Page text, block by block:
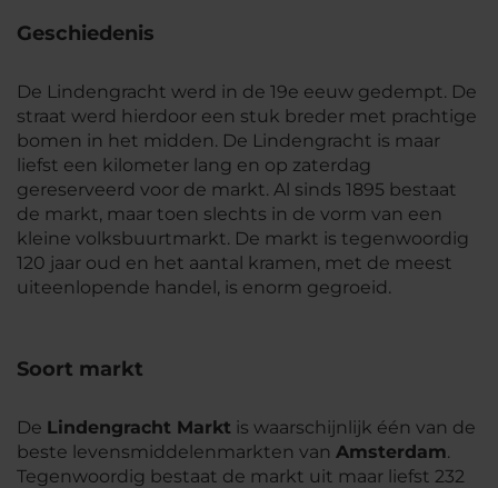
Geschiedenis
De Lindengracht werd in de 19e eeuw gedempt. De
straat werd hierdoor een stuk breder met prachtige
bomen in het midden. De Lindengracht is maar
liefst een kilometer lang en op zaterdag
gereserveerd voor de markt. Al sinds 1895 bestaat
de markt, maar toen slechts in de vorm van een
kleine volksbuurtmarkt. De markt is tegenwoordig
120 jaar oud en het aantal kramen, met de meest
uiteenlopende handel, is enorm gegroeid.
Soort markt
De Lindengracht Markt is waarschijnlijk één van de
beste levensmiddelenmarkten van Amsterdam.
Tegenwoordig bestaat de markt uit maar liefst 232